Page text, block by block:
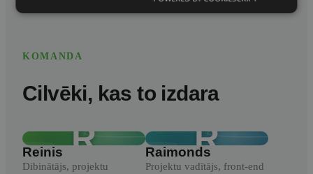
KOMANDA
Cilvēki, kas to izdara
R
Reinis
Dibinātājs, projektu
R
Raimonds
Projektu vadītājs, front-end